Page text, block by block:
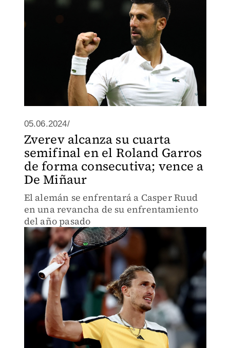
05.06.2024/
Zverev alcanza su cuarta
semifinal en el Roland Garros
de forma consecutiva; vence a
De Miñaur
El alemán se enfrentará a Casper Ruud
en una revancha de su enfrentamiento
del año pasado